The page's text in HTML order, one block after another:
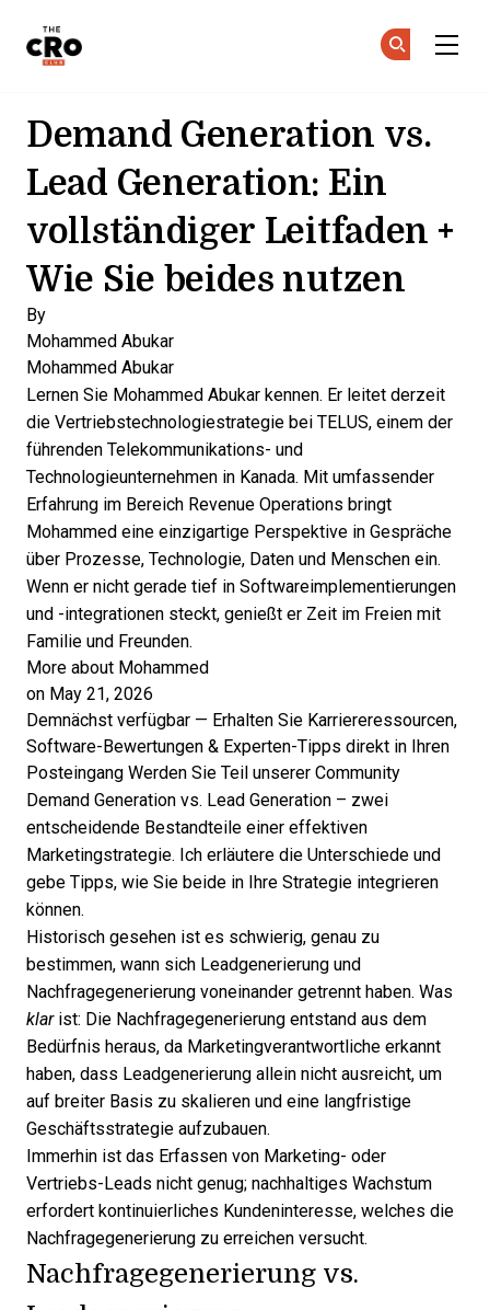
Demand Generation vs.
Lead Generation: Ein
vollständiger Leitfaden +
Wie Sie beides nutzen
By
Mohammed Abukar
Mohammed Abukar
Lernen Sie Mohammed Abukar kennen. Er leitet derzeit
die Vertriebstechnologiestrategie bei TELUS, einem der
führenden Telekommunikations- und
Technologieunternehmen in Kanada. Mit umfassender
Erfahrung im Bereich Revenue Operations bringt
Mohammed eine einzigartige Perspektive in Gespräche
über Prozesse, Technologie, Daten und Menschen ein.
Wenn er nicht gerade tief in Softwareimplementierungen
und -integrationen steckt, genießt er Zeit im Freien mit
Familie und Freunden.
More about Mohammed
on May 21, 2026
Demnächst verfügbar — Erhalten Sie Karriereressourcen,
Software-Bewertungen & Experten-Tipps direkt in Ihren
Posteingang Werden Sie Teil unserer Community
Demand Generation vs. Lead Generation – zwei
entscheidende Bestandteile einer effektiven
Marketingstrategie. Ich erläutere die Unterschiede und
gebe Tipps, wie Sie beide in Ihre Strategie integrieren
können.
Historisch gesehen ist es schwierig, genau zu
bestimmen, wann sich Leadgenerierung und
Nachfragegenerierung voneinander getrennt haben. Was
klarist: Die Nachfragegenerierung entstand aus dem
Bedürfnis heraus, da Marketingverantwortliche erkannt
haben, dass Leadgenerierung allein nicht ausreicht, um
auf breiter Basis zu skalieren und eine langfristige
Geschäftsstrategie aufzubauen.
Immerhin ist das Erfassen von Marketing- oder
Vertriebs-Leads nicht genug; nachhaltiges Wachstum
erfordert kontinuierliches Kundeninteresse, welches die
Nachfragegenerierung zu erreichen versucht.
Nachfragegenerierung vs.